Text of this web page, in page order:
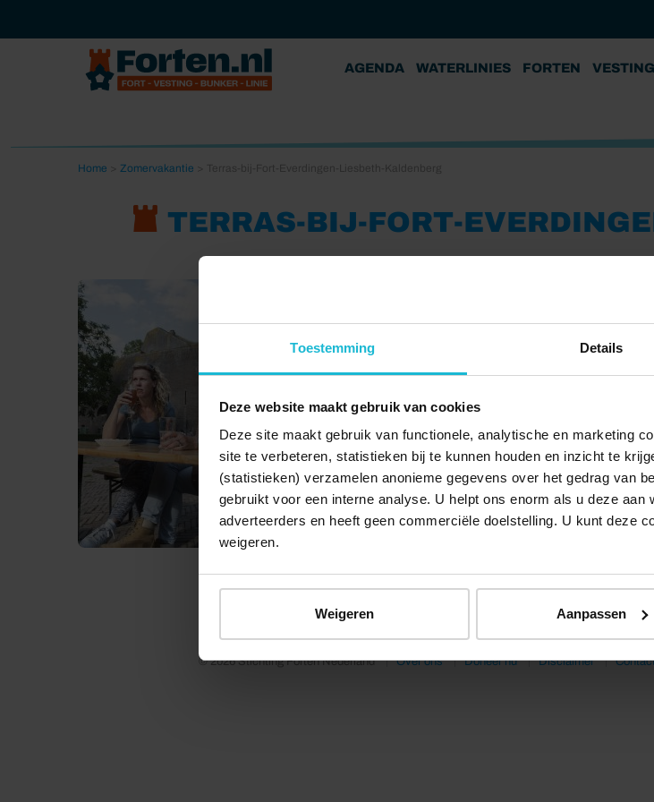
Toestemming Details
Deze website maakt gebruik van cookies
Deze site maakt gebruik van functionele, analytische en marketing
site te verbeteren, statistieken bij te kunnen houden en inzicht te
(statistieken) verzamelen anonieme gegevens over het gedrag van
gebruikt voor een interne analyse. U helpt ons enorm als u deze aan
adverteerders en heeft geen commerciële doelstelling. U kunt deze
weigeren.
Weigeren Aanpassen
AGENDA WATERLINIES FORTEN
Home Zomervakantie
TERRAS-BIJ-FORT-
© 2026 Stichting Forten Nederland Over ons Doneer nu Disclaimer